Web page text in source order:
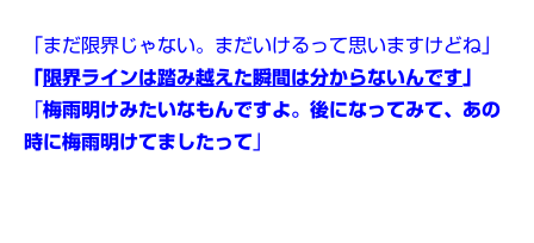
「まだ限界じゃない。まだいけるって思いますけどね」
「限界ラインは踏み越えた瞬間は分からないんです
梅雨明けみたいなもんですよ。後になってみて、あの
時に梅雨明けてましたって